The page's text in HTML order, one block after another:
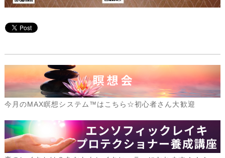
今月のMAX瞑想システム™はこちら☆初心者さん大歓迎